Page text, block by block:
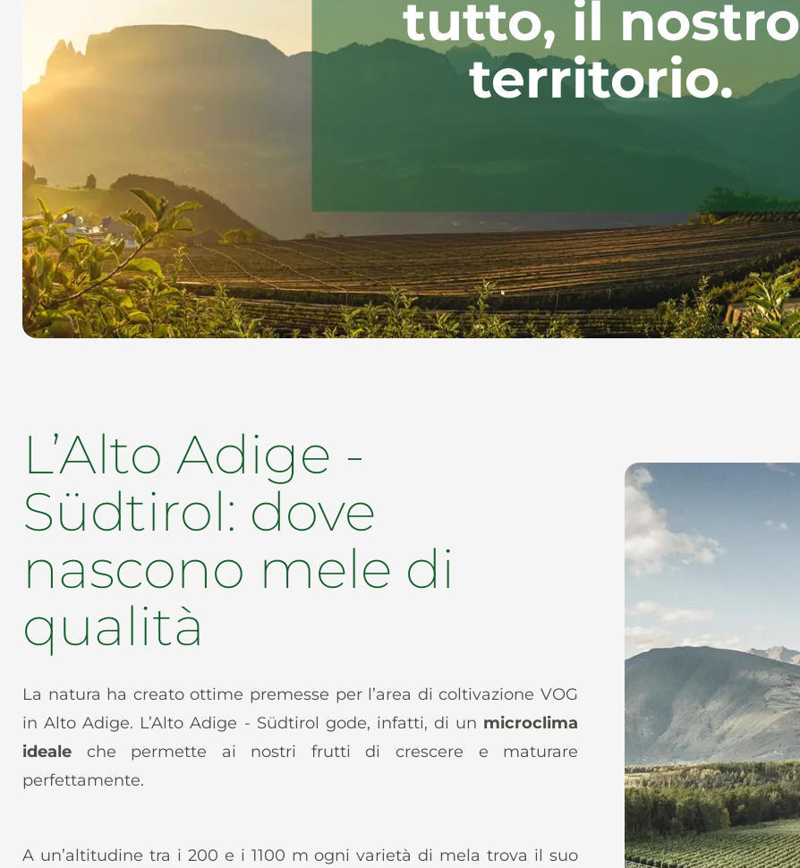
tutto, il nostro
territorio.
L’Alto Adige -
Südtirol: dove
nascono mele di
qualità
La natura ha creato ottime premesse per l’area di coltivazione VOG
in Alto Adige. L’Alto Adige - Südtirol gode, infatti, di un microclima
ideale che permette ai nostri frutti di crescere e maturare
perfettamente.
A un’altitudine tra i 200 e i 1100 m ogni varietà di mela trova il suo